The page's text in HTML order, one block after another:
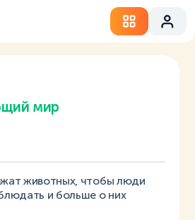
мир
животных, чтобы люди
и больше о них